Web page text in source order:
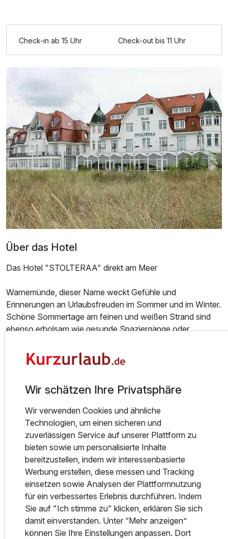
Ausstattung
Zusatznächte
Für 3 Tage
Einzelzimmer
1 Erwachsenen und 1 Kind
Ausstattung
Zusatznächte
Für 3 Tage p.P. ab
Check-in ab 15 Uhr Check-out bis 11 Uhr
Über das Hotel
Das Hotel "STOLTERAA" direkt am Meer
Warnemünde, dieser Name weckt Gefühle und
Erinnerungen an Urlaubsfreuden im Sommer und im Winter.
Schöne Sommertage am feinen und weißen Strand sind
ebenso erholsam wie gesunde Spaziergänge oder
Sie aus und lassen Sie sich in unserem Hotel verwöhnen.
Sie wohnen in einem Haus mit langer Tradition, dem
liegt das traditionsreiche "Hotel Stolteraa". Im August
2005 wurde dieses Haus nach umfangreicher
Rekonstruktion und Modernisierung wieder in Betrieb
genommen. Es verfügt über Einzel- und Doppelzimmer
sowie geräumige Appartements/Suiten. Alle Zimmer sind
mit Dusche/WC, teilweise auch mit Badewanne
ausgestattet. TV - mit mehrsprachigem Satellitenempfang.
Jedes Zimmer verfügt über einen eigenen Internetanschluß
und ist bequem mit dem neu eingebauten Aufzug zu
erreichen.
Wir schätzen Ihre Privatsphäre
Wir verwenden Cookies und ähnliche
Technologien, um einen sicheren und
zuverlässigen Service auf unserer Plattform zu
bieten sowie um personalisierte Inhalte
bereitzustellen, indem wir interessenbasierte
Werbung erstellen, diese messen und Tracking
einsetzen sowie Analysen der Plattformnutzung
für ein verbessertes Erlebnis durchführen. Indem
Sie auf "Ich stimme zu" klicken, erklären Sie sich
damit einverstanden. Unter “Mehr anzeigen”
können Sie Ihre Einstellungen anpassen. Dort